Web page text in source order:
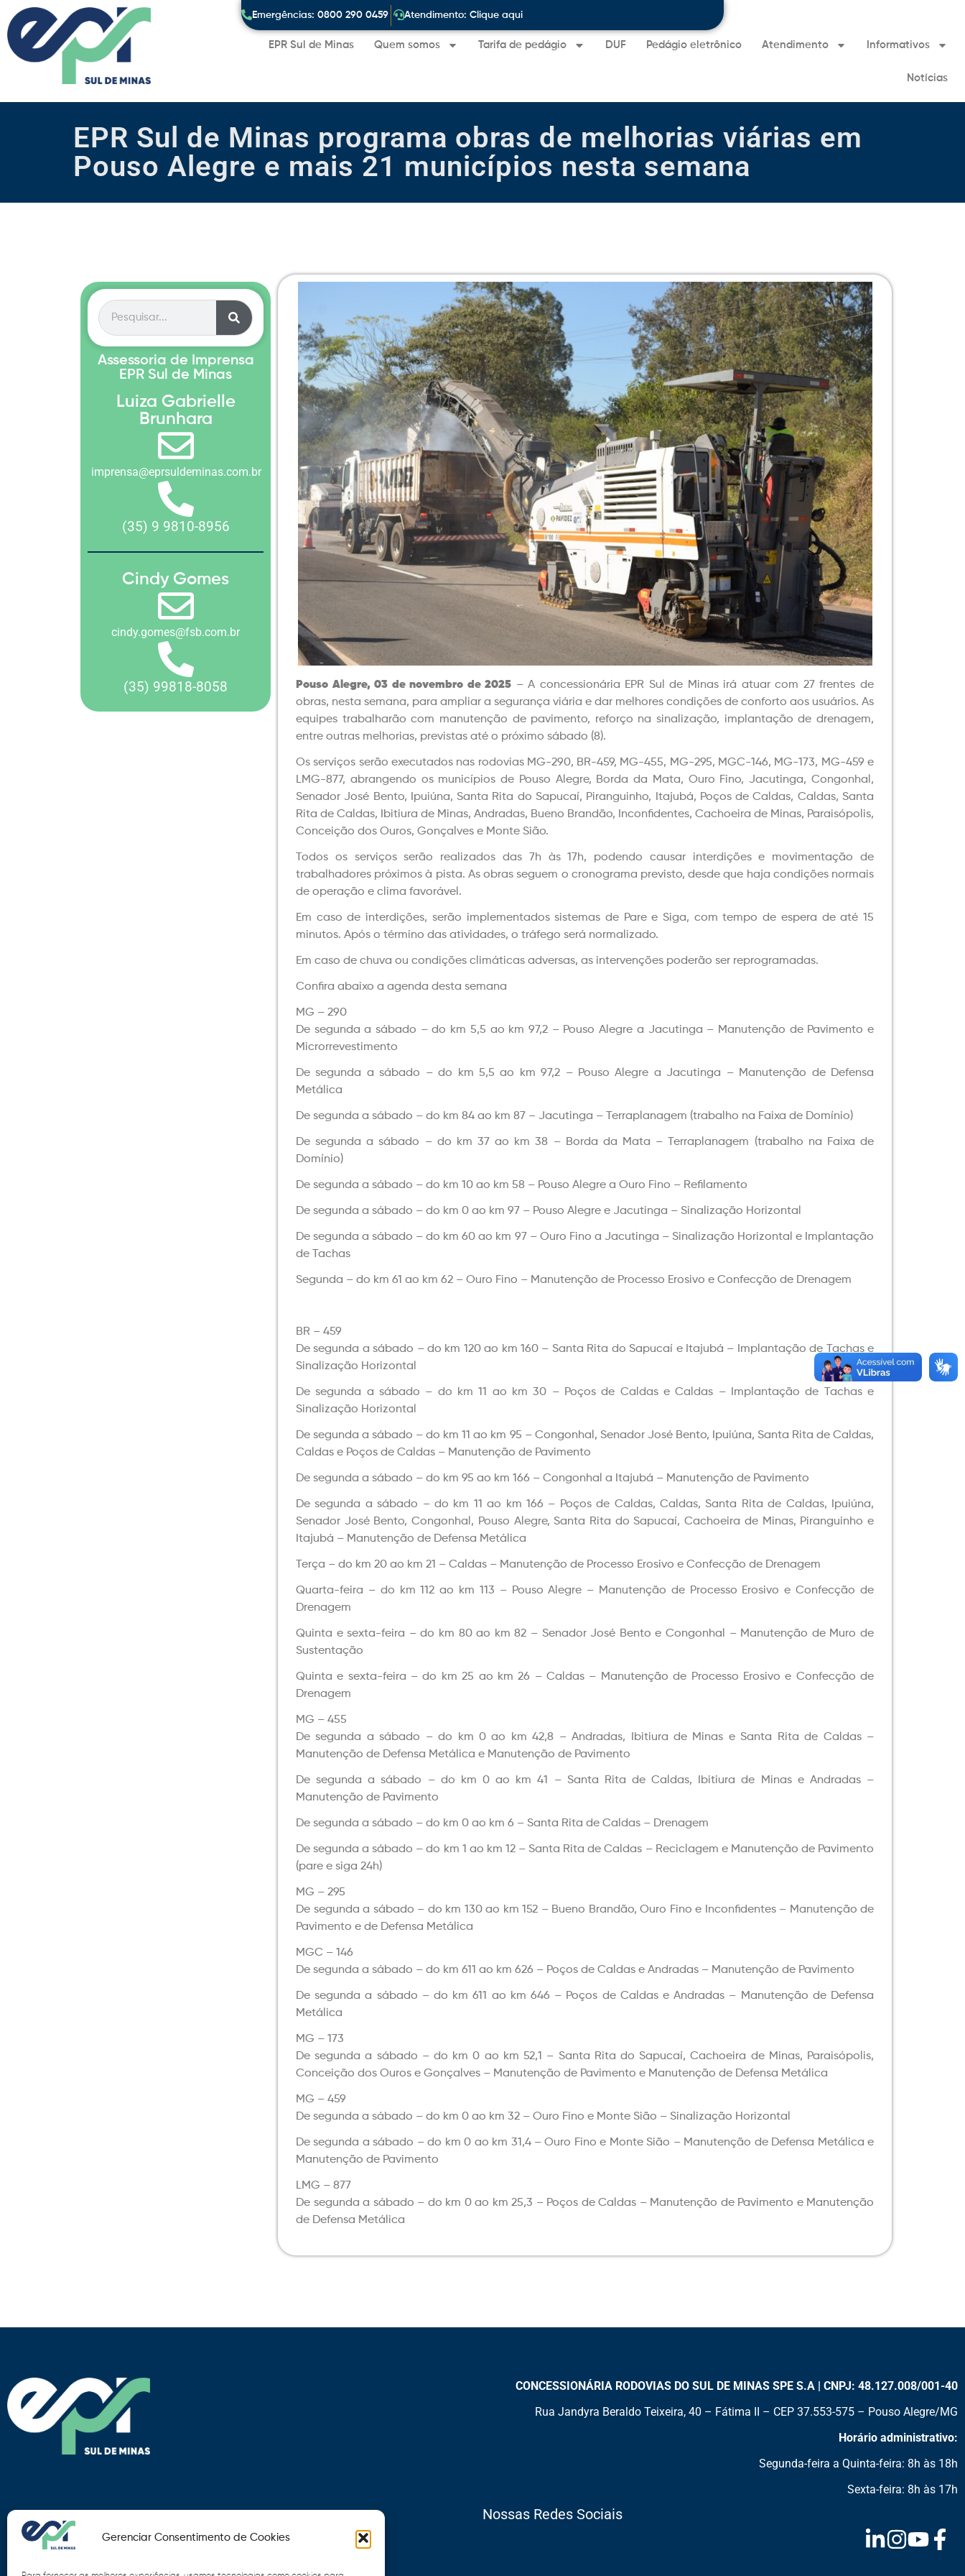
Gerenciar Consentimento de Cookies
Emergências: 0800 290 0459 Atendimento: Clique aqui
EPR Sul de Minas Quem somos Tarifa de pedágio DUF Pedágio eletrônico Atendimento Informativos
Notícias
EPR Sul de Minas programa obras de melhorias viárias em
Pouso Alegre e mais 21 municípios nesta semana
Assessoria de Imprensa
EPR Sul de Minas
Luiza Gabrielle
Brunhara
imprensa@eprsuldeminas.com.br
(35) 9 9810-8956
Cindy Gomes
cindy.gomes@fsb.com.br
(35) 99818-8058 Pouso Alegre, 03 de novembro de 2025 – A concessionária EPR Sul de Minas irá atuar com 27 frentes de
obras, nesta semana, para ampliar a segurança viária e dar melhores condições de conforto aos usuários. As
equipes trabalharão com manutenção de pavimento, reforço na sinalização, implantação de drenagem,
entre outras melhorias, previstas até o próximo sábado (8).
Os serviços serão executados nas rodovias MG-290, BR-459, MG-455, MG-295, MGC-146, MG-173, MG-459 e
LMG-877, abrangendo os municípios de Pouso Alegre, Borda da Mata, Ouro Fino, Jacutinga, Congonhal,
Senador José Bento, Ipuiúna, Santa Rita do Sapucaí, Piranguinho, Itajubá, Poços de Caldas, Caldas, Santa
Rita de Caldas, Ibitiura de Minas, Andradas, Bueno Brandão, Inconfidentes, Cachoeira de Minas, Paraisópolis,
Conceição dos Ouros, Gonçalves e Monte Sião.
Todos os serviços serão realizados das 7h às 17h, podendo causar interdições e movimentação de
trabalhadores próximos à pista. As obras seguem o cronograma previsto, desde que haja condições normais
de operação e clima favorável.
Em caso de interdições, serão implementados sistemas de Pare e Siga, com tempo de espera de até 15
minutos. Após o término das atividades, o tráfego será normalizado.
Em caso de chuva ou condições climáticas adversas, as intervenções poderão ser reprogramadas.
Confira abaixo a agenda desta semana
MG – 290
De segunda a sábado – do km 5,5 ao km 97,2 – Pouso Alegre a Jacutinga – Manutenção de Pavimento e
Microrrevestimento
De segunda a sábado – do km 5,5 ao km 97,2 – Pouso Alegre a Jacutinga – Manutenção de Defensa
Metálica
De segunda a sábado – do km 84 ao km 87 – Jacutinga – Terraplanagem (trabalho na Faixa de Domínio)
De segunda a sábado – do km 37 ao km 38 – Borda da Mata – Terraplanagem (trabalho na Faixa de
Domínio)
De segunda a sábado – do km 10 ao km 58 – Pouso Alegre a Ouro Fino – Refilamento
De segunda a sábado – do km 0 ao km 97 – Pouso Alegre e Jacutinga – Sinalização Horizontal
De segunda a sábado – do km 60 ao km 97 – Ouro Fino a Jacutinga – Sinalização Horizontal e Implantação
de Tachas
Segunda – do km 61 ao km 62 – Ouro Fino – Manutenção de Processo Erosivo e Confecção de Drenagem
BR – 459
De segunda a sábado – do km 120 ao km 160 – Santa Rita do Sapucaí e Itajubá – Implantação de Tachas e
Sinalização Horizontal
De segunda a sábado – do km 11 ao km 30 – Poços de Caldas e Caldas – Implantação de Tachas e
Sinalização Horizontal
De segunda a sábado – do km 11 ao km 95 – Congonhal, Senador José Bento, Ipuiúna, Santa Rita de Caldas,
Caldas e Poços de Caldas – Manutenção de Pavimento
De segunda a sábado – do km 95 ao km 166 – Congonhal a Itajubá – Manutenção de Pavimento
De segunda a sábado – do km 11 ao km 166 – Poços de Caldas, Caldas, Santa Rita de Caldas, Ipuiúna,
Senador José Bento, Congonhal, Pouso Alegre, Santa Rita do Sapucaí, Cachoeira de Minas, Piranguinho e
Itajubá – Manutenção de Defensa Metálica
Terça – do km 20 ao km 21 – Caldas – Manutenção de Processo Erosivo e Confecção de Drenagem
Quarta-feira – do km 112 ao km 113 – Pouso Alegre – Manutenção de Processo Erosivo e Confecção de
Drenagem
Quinta e sexta-feira – do km 80 ao km 82 – Senador José Bento e Congonhal – Manutenção de Muro de
Sustentação
Quinta e sexta-feira – do km 25 ao km 26 – Caldas – Manutenção de Processo Erosivo e Confecção de
Drenagem
MG – 455
De segunda a sábado – do km 0 ao km 42,8 – Andradas, Ibitiura de Minas e Santa Rita de Caldas –
Manutenção de Defensa Metálica e Manutenção de Pavimento
De segunda a sábado – do km 0 ao km 41 – Santa Rita de Caldas, Ibitiura de Minas e Andradas –
Manutenção de Pavimento
De segunda a sábado – do km 0 ao km 6 – Santa Rita de Caldas – Drenagem
De segunda a sábado – do km 1 ao km 12 – Santa Rita de Caldas – Reciclagem e Manutenção de Pavimento
(pare e siga 24h)
MG – 295
De segunda a sábado – do km 130 ao km 152 – Bueno Brandão, Ouro Fino e Inconfidentes – Manutenção de
Pavimento e de Defensa Metálica
MGC – 146
De segunda a sábado – do km 611 ao km 626 – Poços de Caldas e Andradas – Manutenção de Pavimento
De segunda a sábado – do km 611 ao km 646 – Poços de Caldas e Andradas – Manutenção de Defensa
Metálica
MG – 173
De segunda a sábado – do km 0 ao km 52,1 – Santa Rita do Sapucaí, Cachoeira de Minas, Paraisópolis,
Conceição dos Ouros e Gonçalves – Manutenção de Pavimento e Manutenção de Defensa Metálica
MG – 459
De segunda a sábado – do km 0 ao km 32 – Ouro Fino e Monte Sião – Sinalização Horizontal
De segunda a sábado – do km 0 ao km 31,4 – Ouro Fino e Monte Sião – Manutenção de Defensa Metálica e
Manutenção de Pavimento
LMG – 877
De segunda a sábado – do km 0 ao km 25,3 – Poços de Caldas – Manutenção de Pavimento e Manutenção
de Defensa Metálica
CONCESSIONÁRIA RODOVIAS DO SUL DE MINAS SPE S.A | CNPJ: 48.127.008/001-40
Rua Jandyra Beraldo Teixeira, 40 – Fátima II – CEP 37.553-575 – Pouso Alegre/MG
Horário administrativo:
Segunda-feira a Quinta-feira: 8h às 18h
Sexta-feira: 8h às 17h
Nossas Redes Sociais